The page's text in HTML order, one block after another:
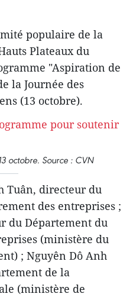
populaire de la
Plateaux du
"Aspiration de
la Journée des
(13 octobre).
octobre. Source : CVN
Tuân, directeur du
des entreprises ;
du Département du
(ministère du
; Nguyên Dô Anh
de la
(ministère de